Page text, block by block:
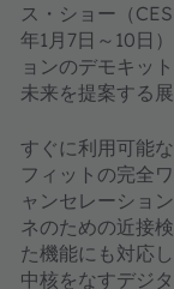
ス・ショー（
年1月7日～10日
ョンのデモキッ
未来を提案する
すぐに利用可能
フィットの完全
ャンセレーショ
ネのための近接
た機能にも対応
中核をなすデジ